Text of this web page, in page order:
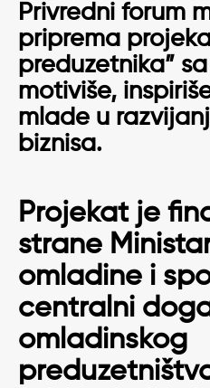
Privredni forum
priprema
preduzetnika”
motiviše,
mlade u
biznisa.
Projekat je
strane
omladine i
centralni
omladinskog